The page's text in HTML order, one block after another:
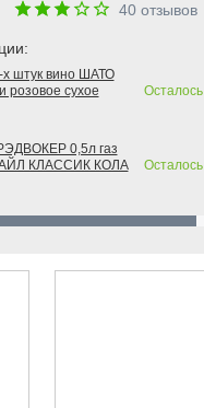
40отзывов
х штук вино ШАТО
сухое
Осталось
0,5л газ
КЛАССИК КОЛА
Осталось